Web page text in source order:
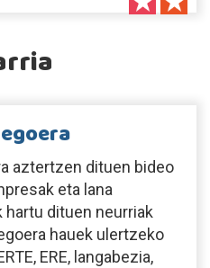
aztertzen dituen bideo
eta lana
hartu dituen neurriak
hauek ulertzeko
ERE, langabezia,